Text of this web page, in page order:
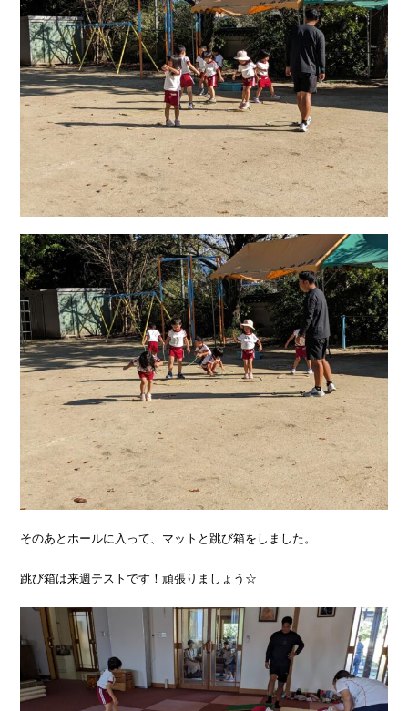
そのあとホールに入って、マットと跳び箱をしました。
跳び箱は来週テストです！頑張りましょう☆